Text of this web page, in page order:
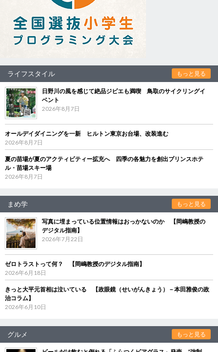
ライフスタイル もっと見る
日野川の風を感じて絶品ジビエも満喫 鳥取のサイクリングイ
ベント
2026年8月7日
オールデイダイニングを一新 ヒルトン東京お台場、改装進む
2026年8月7日
夏の苗場が夏のアクティビティー拡充へ 四季の各魅力を創出プリンスホテ
ル・苗場スキー場
2026年8月7日
まめ学 もっと見る
写真に埋まっている位置情報はおっかないのか 【岡嶋教授の
デジタル指南】
2026年7月22日
ゼロトラストって何？ 【岡嶋教授のデジタル指南】
2026年6月18日
きっと大平元首相は泣いている 【政眼鏡（せいがんきょう）－本田雅俊の政
治コラム】
2026年6月10日
グルメ もっと見る